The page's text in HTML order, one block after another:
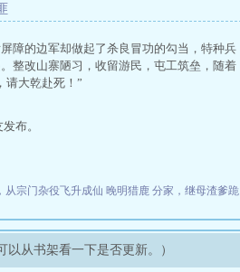
障的边军却做起了杀良冒功的勾当，特种兵
整改山寨陋习，收留游民，屯工筑垒，随着
请大乾赴死！”
布。
从宗门杂役飞升成仙 晚明猎鹿 分家，继母渣爹跪
以从书架看一下是否更新。）